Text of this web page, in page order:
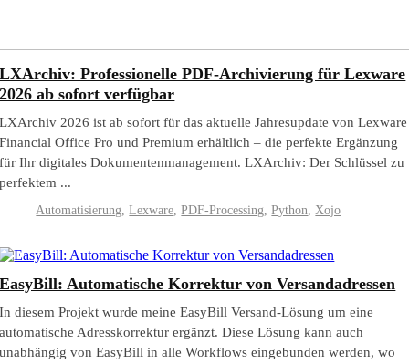
LXArchiv: Professionelle PDF-Archivierung für Lexware
2026 ab sofort verfügbar
LXArchiv 2026 ist ab sofort für das aktuelle Jahresupdate von Lexware
Financial Office Pro und Premium erhältlich – die perfekte Ergänzung
für Ihr digitales Dokumentenmanagement. LXArchiv: Der Schlüssel zu
perfektem ...
Automatisierung,Lexware,PDF-Processing,Python,Xojo
EasyBill: Automatische Korrektur von Versandadressen
In diesem Projekt wurde meine EasyBill Versand-Lösung um eine
automatische Adresskorrektur ergänzt. Diese Lösung kann auch
unabhängig von EasyBill in alle Workflows eingebunden werden, wo